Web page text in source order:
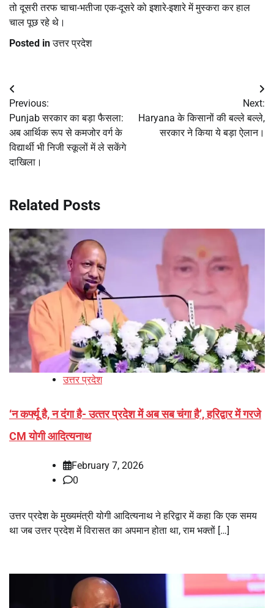
तो दूसरी तरफ चाचा-भतीजा एक-दूसरे को इशारे-इशारे में मुस्करा कर हाल
चाल पूछ रहे थे।
Posted inउत्तर प्रदेश
Post
navigation
Previous:
Punjab सरकार का बड़ा फैसला:
अब आर्थिक रूप से कमजोर वर्ग के
विद्यार्थी भी निजी स्कूलों में ले सकेंगे
दाखिला।
Next:
Haryana के किसानों की बल्ले बल्ले,
सरकार ने किया ये बड़ा ऐलान।
Related Posts
उत्तर प्रदेश
‘न कर्फ्यू है, न दंगा है- उत्‍तर प्रदेश में अब सब चंगा है’, हरिद्वार में गरजे
CM योगी आदित्‍यनाथ
February 7, 2026
0
उत्तर प्रदेश के मुख्यमंत्री योगी आदित्यनाथ ने हरिद्वार में कहा कि एक समय
था जब उत्तर प्रदेश में विरासत का अपमान होता था, राम भक्तों […]